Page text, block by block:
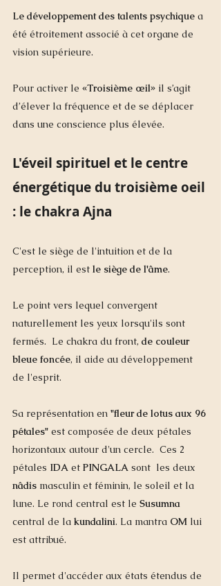
Le développement des talents psychique a
été étroitement associé à cet organe de
vision supérieure.
Pour activer le «Troisième œil» il s’agit
d’élever la fréquence et de se déplacer
dans une conscience plus élevée.
L'éveil spirituel et le centre
énergétique du troisième oeil
: le chakra Ajna
C'est le siège de l'intuition et de la
perception, il est le siège de l'âme.
Le point vers lequel convergent
naturellement les yeux lorsqu'ils sont
fermés.  Le chakra du front, de couleur
bleue foncée, il aide au développement
de l'esprit.
Sa représentation en "fleur de lotus aux 96
pétales" est composée de deux pétales
horizontaux autour d'un cercle.  Ces 2
pétales IDA et PINGALA sont  les deux
nâdis masculin et féminin, le soleil et la
lune. Le rond central est le Susumna
central de la kundalini. La mantra OM lui
est attribué.
Il permet d'accéder aux états étendus de